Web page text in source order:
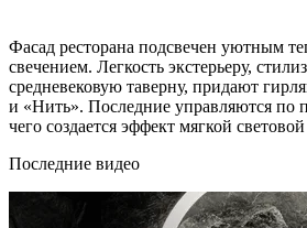
Фасад ресторана подсвечен уютным
свечением. Легкость экстерьеру,
средневековую таверну, придают
и «Нить». Последние управляются по
чего создается эффект мягкой
Последние видео